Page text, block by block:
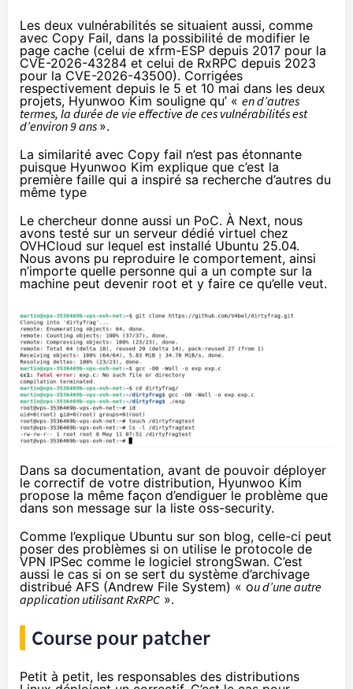
Les deux vulnérabilités se situaient aussi, comme
avec Copy Fail, dans la possibilité de modifier le
page cache (celui de xfrm-ESP depuis 2017 pour la
CVE-2026-43284 et celui de RxRPC depuis 2023
pour la CVE-2026-43500). Corrigées
respectivement depuis le 5 et 10 mai dans les deux
projets, Hyunwoo Kim souligne qu’ « en d’autres
termes, la durée de vie effective de ces vulnérabilités est
d’environ 9 ans ».
La similarité avec Copy fail n’est pas étonnante
puisque Hyunwoo Kim explique que c’est la
première faille qui a inspiré sa recherche d’autres du
même type
Le chercheur donne aussi un PoC. À Next, nous
avons testé sur un serveur dédié virtuel chez
OVHCloud sur lequel est installé Ubuntu 25.04.
Nous avons pu reproduire le comportement, ainsi
n’importe quelle personne qui a un compte sur la
machine peut devenir root et y faire ce qu’elle veut.
Dans sa documentation, avant de pouvoir déployer
le correctif de votre distribution, Hyunwoo Kim
propose la même façon d’endiguer le problème que
dans son message sur la liste oss-security.
Comme l’explique Ubuntu sur son blog, celle-ci peut
poser des problèmes si on utilise le protocole de
VPN IPSeccomme le logiciel strongSwan. C’est
aussi le cas si on se sert du système d’archivage
distribué AFS (Andrew File System) « ou d’une autre
application utilisant RxRPC ».
Course pour patcher
Petit à petit, les responsables des distributions